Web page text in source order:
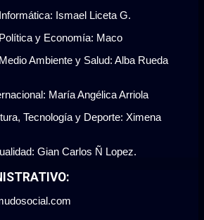
Ismael Liceta G.
y Economía: Maco
Ambiente y Salud: Alba Rueda
María Angélica Arriola
Tecnología y Deporte: Ximena
Gian Carlos Ñ Lopez.